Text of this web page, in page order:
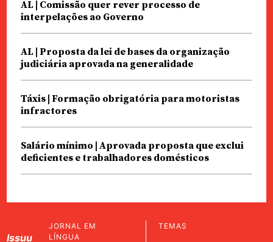
AL | Comissão quer rever processo de
interpelações ao Governo
AL | Proposta da lei de bases da organização
judiciária aprovada na generalidade
Táxis | Formação obrigatória para motoristas
infractores
Salário mínimo | Aprovada proposta que exclui
deficientes e trabalhadores domésticos
Issuu
JORNAL EM
LÍNGUA
TEMAS